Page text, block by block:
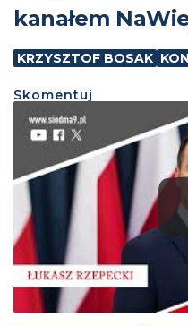
kanałem
KRZYSZTOF BOSAK
Skomentuj